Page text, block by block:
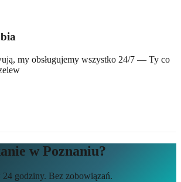
my obsługujemy wszystko 24/7 — Ty co
w Poznaniu?
24 godziny. Bez zobowiązań.